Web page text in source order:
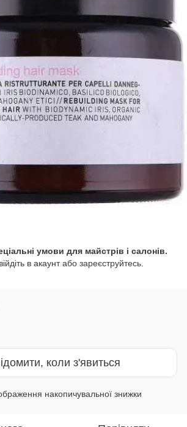
умови для майстрів і салонів.
в акаунт або зареєструйтесь.
коли з'явиться
накопичувальної знижки